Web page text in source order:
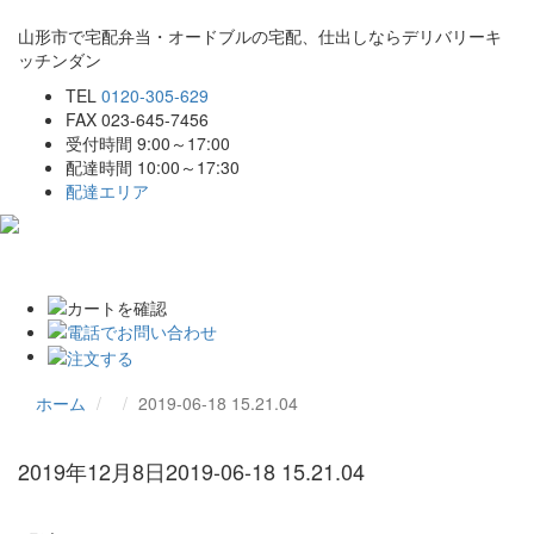
山形市で宅配弁当・オードブルの宅配、仕出しならデリバリーキ
ッチンダン
TEL 0120-305-629
FAX 023-645-7456
受付時間 9:00～17:00
配達時間 10:00～17:30
配達エリア
ホーム 2019-06-18 15.21.04
2019年12月8日2019-06-18 15.21.04